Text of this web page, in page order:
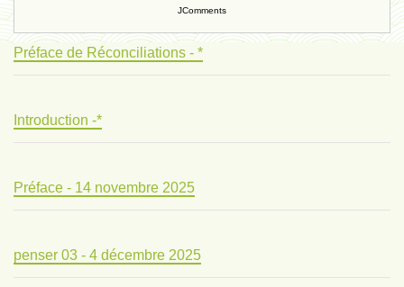
JComments
Préface de Réconciliations - *
Introduction -*
Préface - 14 novembre 2025
penser 03 - 4 décembre 2025